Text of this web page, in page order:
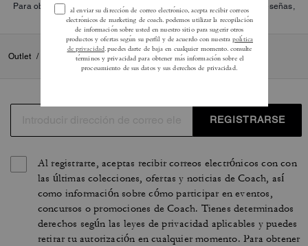
Para obtener más información sobre cómo verificamos nuestras reseñas,
lee másaquí.
Outlet / Para mujer / Ver todos
REGISTRARSE
Al registrarte, aceptas recibir correos electrónicos con con
las últimas colecciones, ofertas y noticias de Coach, así
como información sobre cómo participar en eventos,
concursos o promociones de Coach. Tienes determinados
derechos según las leyes de privacidad aplicables y puedes
retirar tu autorización en cualquier momento. Para obtener